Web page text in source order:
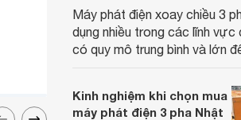
Máy phát điện xoay chiều 3
dụng nhiều trong các lĩnh vực
có quy mô trung bình và lớn
Kinh nghiệm khi chọn mua
máy phát điện 3 pha Nhật